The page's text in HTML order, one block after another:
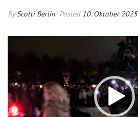
ByScotti Berlin Posted 10. Oktober 2025